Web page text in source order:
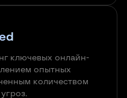
ключевых онлайн-
опытных
количеством